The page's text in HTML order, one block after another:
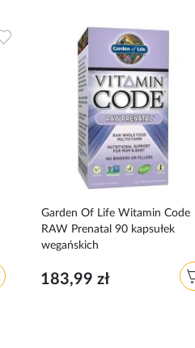
Dodaj
Garden Of Life Witamin Code
RAW Prenatal 90 kapsułek
wegańskich
183,99 zł